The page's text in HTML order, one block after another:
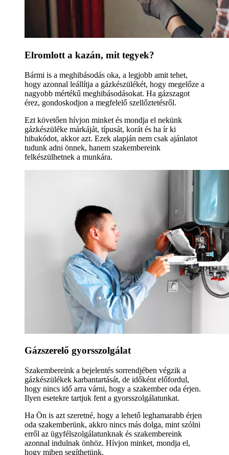
Elromlott a kazán, mit tegyek?
Bármi is a meghibásodás oka, a legjobb amit tehet,
hogy azonnal leállítja a gázkészülékét, hogy megelőze a
nagyobb mértékű meghibásodásokat. Ha gázszagot
érez, gondoskodjon a megfelelő szellőztetésről.
Ezt követően hívjon minket és mondja el nekünk
gázkészüléke márkáját, típusát, korát és ha ír ki
hibakódot, akkor azt. Ezek alapján nem csak ajánlatot
tudunk adni önnek, hanem szakembereink
felkészülhetnek a munkára.
Gázszerelő gyorsszolgálat
Szakembereink a bejelentés sorrendjében végzik a
gázkészülékek karbantartását, de időként előfordul,
hogy nincs idő arra várni, hogy a szakember oda érjen.
Ilyen esetekre tartjuk fent a gyorsszolgálatunkat.
Ha Ön is azt szeretné, hogy a lehető leghamarabb érjen
oda szakemberünk, akkro nincs más dolga, mint szólni
erről az ügyfélszolgálatunknak és szakembereink
azonnal indulnak önhöz. Hívjon minket, mondja el,
hogy miben segíthetünk.